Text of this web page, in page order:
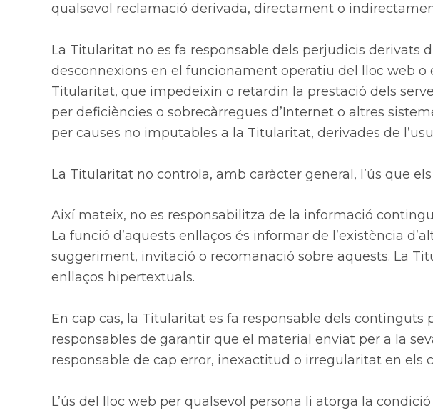
qualsevol reclamació derivada, directament o
La Titularitat no es fa responsable dels perjudicis derivats
desconnexions en el funcionament operatiu del lloc web
Titularitat, que impedeixin o retardin la prestació dels
per deficiències o sobrecàrregues d’Internet o altres
per causes no imputables a la Titularitat, derivades de
La Titularitat no controla, amb caràcter general, l’ús que
Així mateix, no es responsabilitza de la informació
La funció d’aquests enllaços és informar de l’existència
suggeriment, invitació o recomanació sobre aquests. La
enllaços hipertextuals.
En cap cas, la Titularitat es fa responsable dels
responsables de garantir que el material enviat per a la
responsable de cap error, inexactitud o irregularitat en els
L’ús del lloc web per qualsevol persona li atorga la